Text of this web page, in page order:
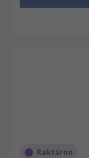
Raktáron